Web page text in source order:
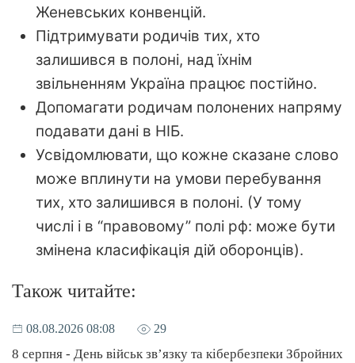
Женевських конвенцій.
Підтримувати родичів тих, хто
залишився в полоні, над їхнім
звільненням Україна працює постійно.
Допомагати родичам полонених напряму
подавати дані в НІБ.
Усвідомлювати, що кожне сказане слово
може вплинути на умови перебування
тих, хто залишився в полоні. (У тому
числі і в “правовому” полі рф: може бути
змінена класифікація дій оборонців).
Також читайте:
08.08.2026 08:08 29
8 серпня - День військ зв’язку та кібербезпеки Збройних